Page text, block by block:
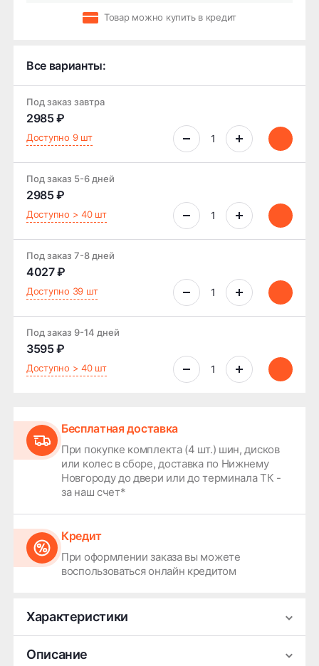
Товар можно купить в кредит
Все варианты:
Под заказ завтра
2985 ₽
Доступно 9 шт
Под заказ 5-6 дней
2985 ₽
Доступно > 40 шт
Под заказ 7-8 дней
4027 ₽
Доступно 39 шт
Под заказ 9-14 дней
3595 ₽
Доступно > 40 шт
Бесплатная доставка
При покупке комплекта (4 шт.) шин, дисков
или колес в сборе, доставка по Нижнему
Новгороду до двери или до терминала ТК -
за наш счет*
Кредит
При оформлении заказа вы можете
воспользоваться онлайн кредитом
Характеристики
Производитель
Описание